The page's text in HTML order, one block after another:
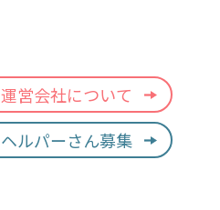
運営会社について
ヘルパーさん募集